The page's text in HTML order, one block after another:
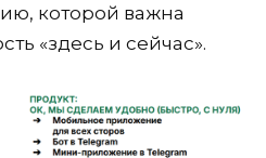
которой важна
«здесь и сейчас».